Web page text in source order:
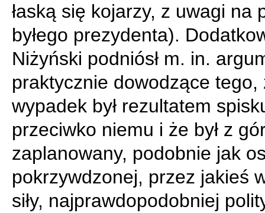
łaską się kojarzy, z uwagi na
byłego prezydenta).
Niżyński podniósł m. in.
praktycznie dowodzące tego,
wypadek był rezultatem
przeciwko niemu i że był z
zaplanowany, podobnie jak
pokrzywdzonej, przez jakieś
siły, najprawdopodobniej